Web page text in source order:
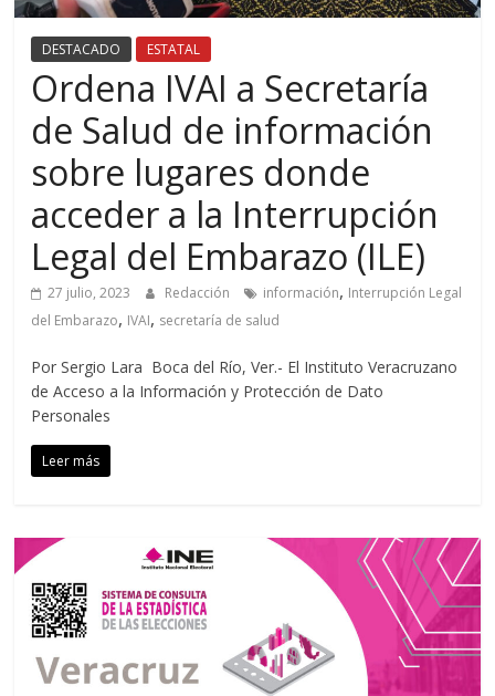
DESTACADO ESTATAL
Ordena IVAI a Secretaría
de Salud de información
sobre lugares donde
acceder a la Interrupción
Legal del Embarazo (ILE)
27 julio, 2023 Redacción información, Interrupción Legal
del Embarazo, IVAI, secretaría de salud
Por Sergio Lara Boca del Río, Ver.- El Instituto Veracruzano
de Acceso a la Información y Protección de Dato
Personales
Leer más